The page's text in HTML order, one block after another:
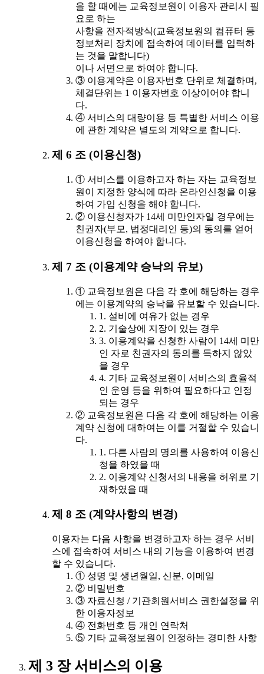
을 할 때에는 교육정보원이 이용자 관리시 필
요로 하는
사항을 전자적방식(교육정보원의 컴퓨터 등
정보처리 장치에 접속하여 데이터를 입력하
는 것을 말합니다)
이나 서면으로 하여야 합니다.
③ 이용계약은 이용자번호 단위로 체결하며,
체결단위는 1 이용자번호 이상이어야 합니
다.
④ 서비스의 대량이용 등 특별한 서비스 이용
에 관한 계약은 별도의 계약으로 합니다.
제 6 조 (이용신청)
① 서비스를 이용하고자 하는 자는 교육정보
원이 지정한 양식에 따라 온라인신청을 이용
하여 가입 신청을 해야 합니다.
② 이용신청자가 14세 미만인자일 경우에는
친권자(부모, 법정대리인 등)의 동의를 얻어
이용신청을 하여야 합니다.
제 7 조 (이용계약 승낙의 유보)
① 교육정보원은 다음 각 호에 해당하는 경우
에는 이용계약의 승낙을 유보할 수 있습니다.
1. 설비에 여유가 없는 경우
2. 기술상에 지장이 있는 경우
3. 이용계약을 신청한 사람이 14세 미만
인 자로 친권자의 동의를 득하지 않았
을 경우
4. 기타 교육정보원이 서비스의 효율적
인 운영 등을 위하여 필요하다고 인정
되는 경우
② 교육정보원은 다음 각 호에 해당하는 이용
계약 신청에 대하여는 이를 거절할 수 있습니
다.
1. 다른 사람의 명의를 사용하여 이용신
청을 하였을 때
2. 이용계약 신청서의 내용을 허위로 기
재하였을 때
제 8 조 (계약사항의 변경)
이용자는 다음 사항을 변경하고자 하는 경우 서비
스에 접속하여 서비스 내의 기능을 이용하여 변경
할 수 있습니다.
① 성명 및 생년월일, 신분, 이메일
② 비밀번호
③ 자료신청 / 기관회원서비스 권한설정을 위
한 이용자정보
④ 전화번호 등 개인 연락처
⑤ 기타 교육정보원이 인정하는 경미한 사항
제 3 장 서비스의 이용